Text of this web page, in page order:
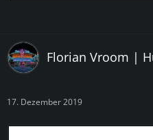
Florian Vroom |
17. Dezember 2019